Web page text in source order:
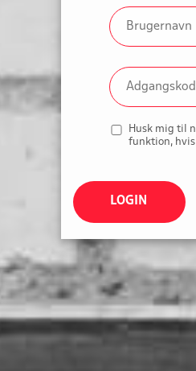
Husk mig til
funktion,
LOGIN